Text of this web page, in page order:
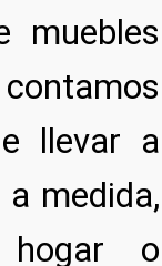
muebles
llevar a
medida,
o